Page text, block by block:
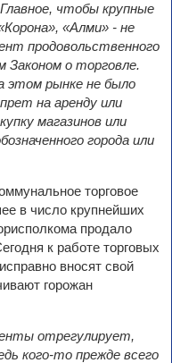
чтобы крупные
«Алми» - не
продовольственного
Законом о торговле.
рынке не было
на аренду или
магазинов или
города или
торговое
в число крупнейших
продало
к работе торговых
вносят свой
горожан
отрегулирует,
кого-то прежде всего